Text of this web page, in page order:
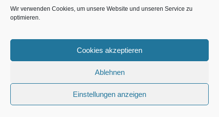
Wir verwenden Cookies, um unsere Website und unseren Service zu
optimieren.
Cookies akzeptieren
Ablehnen
Einstellungen anzeigen
LINUS DICKMANN© 2026 | BETRIEBSSPORTVERBAND
DATENSCHUTZERKLÄRUNG